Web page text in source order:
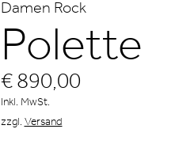
Damen Rock
Polette
€ 890,00
Inkl. MwSt.
zzgl. Versand